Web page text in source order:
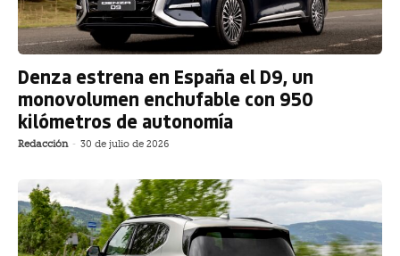
Denza estrena en España el D9, un
monovolumen enchufable con 950
kilómetros de autonomía
Redacción - 30 de julio de 2026